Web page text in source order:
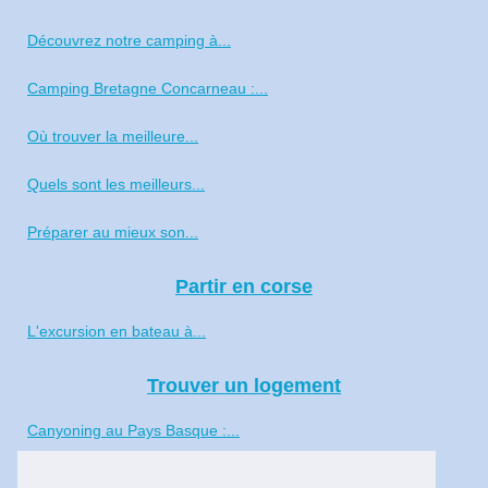
Découvrez notre camping à...
Camping Bretagne Concarneau :...
Où trouver la meilleure...
Quels sont les meilleurs...
Préparer au mieux son...
Partir en corse
L'excursion en bateau à...
Trouver un logement
Canyoning au Pays Basque :...